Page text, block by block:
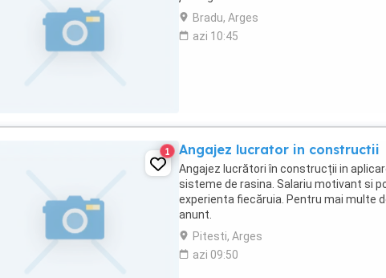
Bradu, Arges
azi 10:45
1 Angajez lucrator in constructii
Angajez lucrători în construcții in
sisteme de rasina. Salariu motivant si
experienta fiecăruia. Pentru mai multe
anunt.
Pitesti, Arges
azi 09:50